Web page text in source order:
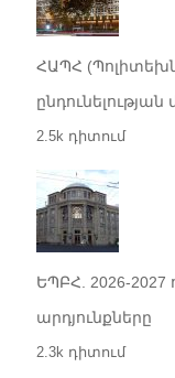
ՀԱՊՀ
ընդունելության
2.5k դիտում
ԵՊԲՀ. 2026-2027
արդյունքները
2.3k դիտում